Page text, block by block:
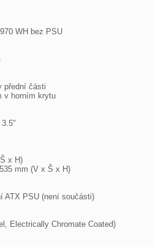
WH bez PSU
přední části
v horním krytu
x H)
mm (V x Š x H)
ATX PSU (není součásti)
Electrically Chromate Coated)